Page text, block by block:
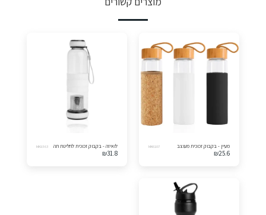
מעיין - בקבוק זכוכית מעוצב MK6107
₪25.6
לואיזה - בקבוק זכוכית לחליטת תה MK9363
₪31.8